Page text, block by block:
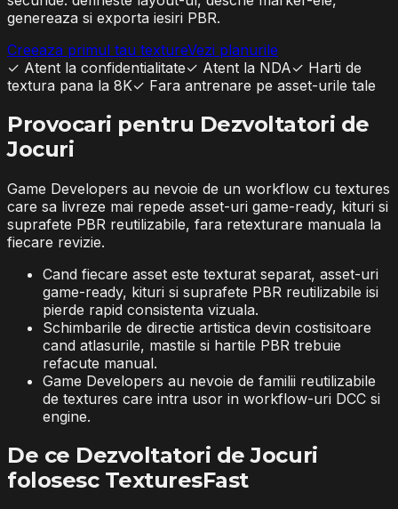
genereaza si exporta iesiri PBR.
Creeaza primul tau textureVezi planurile
✓ Atent la confidentialitate✓ Atent la NDA✓ Harti de
textura pana la 8K✓ Fara antrenare pe asset-urile tale
Provocari pentru Dezvoltatori de
Jocuri
Game Developers au nevoie de un workflow cu textures
care sa livreze mai repede asset-uri game-ready, kituri si
suprafete PBR reutilizabile, fara retexturare manuala la
fiecare revizie.
Cand fiecare asset este texturat separat, asset-uri
game-ready, kituri si suprafete PBR reutilizabile isi
pierde rapid consistenta vizuala.
Schimbarile de directie artistica devin costisitoare
cand atlasurile, mastile si hartile PBR trebuie
refacute manual.
Game Developers au nevoie de familii reutilizabile
de textures care intra usor in workflow-uri DCC si
engine.
De ce Dezvoltatori de Jocuri
folosesc TexturesFast